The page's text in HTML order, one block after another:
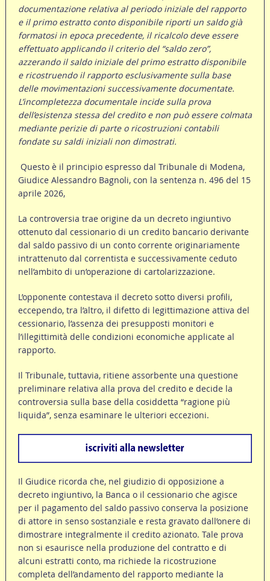
documentazione relativa al periodo iniziale del rapporto
e il primo estratto conto disponibile riporti un saldo già
formatosi in epoca precedente, il ricalcolo deve essere
effettuato applicando il criterio del “saldo zero”,
azzerando il saldo iniziale del primo estratto disponibile
e ricostruendo il rapporto esclusivamente sulla base
delle movimentazioni successivamente documentate.
L’incompletezza documentale incide sulla prova
dell’esistenza stessa del credito e non può essere colmata
mediante perizie di parte o ricostruzioni contabili
fondate su saldi iniziali non dimostrati.
Questo è il principio espresso dal Tribunale di Modena,
Giudice Alessandro Bagnoli, con la sentenza n. 496 del 15
aprile 2026,
La controversia trae origine da un decreto ingiuntivo
ottenuto dal cessionario di un credito bancario derivante
dal saldo passivo di un conto corrente originariamente
intrattenuto dal correntista e successivamente ceduto
nell’ambito di un’operazione di cartolarizzazione.
L’opponente contestava il decreto sotto diversi profili,
eccependo, tra l’altro, il difetto di legittimazione attiva del
cessionario, l’assenza dei presupposti monitori e
l’illegittimità delle condizioni economiche applicate al
rapporto.
Il Tribunale, tuttavia, ritiene assorbente una questione
preliminare relativa alla prova del credito e decide la
controversia sulla base della cosiddetta “ragione più
liquida”, senza esaminare le ulteriori eccezioni.
Il Giudice ricorda che, nel giudizio di opposizione a
decreto ingiuntivo, la Banca o il cessionario che agisce
per il pagamento del saldo passivo conserva la posizione
di attore in senso sostanziale e resta gravato dall’onere di
dimostrare integralmente il credito azionato. Tale prova
non si esaurisce nella produzione del contratto e di
alcuni estratti conto, ma richiede la ricostruzione
completa dell’andamento del rapporto mediante la